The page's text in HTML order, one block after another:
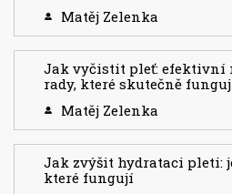
Matěj Zelenka
Jak vyčistit pleť: efektivní
rady, které skutečně
Matěj Zelenka
Jak zvýšit hydrataci pleti:
které fungují